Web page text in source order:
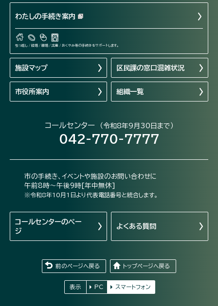
わたしの手続き案内
引っ越し / 結婚 / 離婚 / 出産 / おくやみ等の手続きをサポートします。
施設マップ 区民課の窓口混雑状況
市役所案内 組織一覧
コールセンター （令和8年9月30日まで）
042-770-7777
市の手続き、イベントや施設のお問い合わせに
午前8時～午後9時[年中無休]
※令和8年10月1日より代表電話番号と統合します。
コールセンターのペー
ジ
よくある質問
前のページへ戻る トップページへ戻る
表示 PC スマートフォン